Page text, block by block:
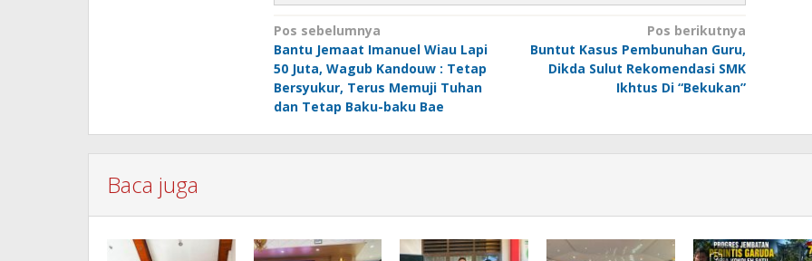
Navigasi
pos
Pos sebelumnya
Bantu Jemaat Imanuel Wiau Lapi
50 Juta, Wagub Kandouw : Tetap
Bersyukur, Terus Memuji Tuhan
dan Tetap Baku-baku Bae
Pos berikutnya
Buntut Kasus Pembunuhan Guru,
Dikda Sulut Rekomendasi SMK
Ikhtus Di “Bekukan”
Baca juga